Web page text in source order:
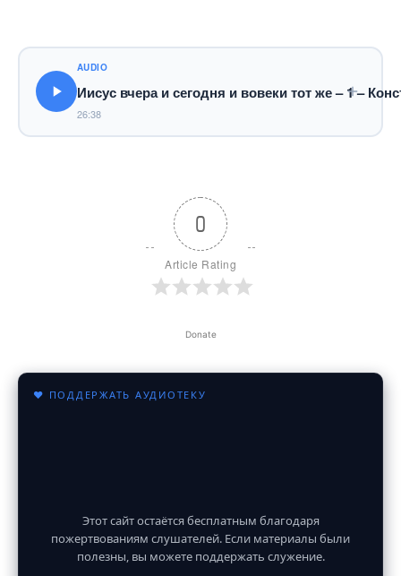
AUDIO
Иисус вчера и сегодня и вовеки тот же – 1 –
26:38
0
Article Rating
Donate
♥ ПОДДЕРЖАТЬ АУДИОТЕКУ
Этот сайт остаётся бесплатным благодаря
пожертвованиям слушателей. Если материалы были
полезны, вы можете поддержать служение.